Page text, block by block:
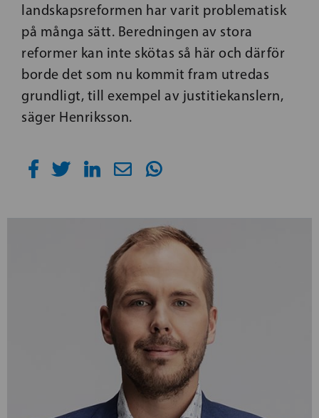
landskapsreformen har varit problematisk
på många sätt. Beredningen av stora
reformer kan inte skötas så här och därför
borde det som nu kommit fram utredas
grundligt, till exempel av justitiekanslern,
säger Henriksson.